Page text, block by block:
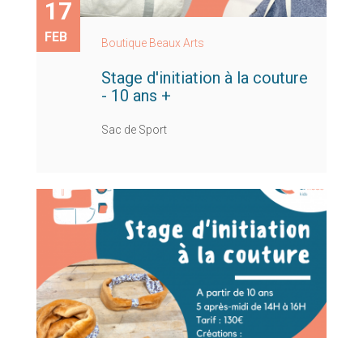
17
FEB Boutique Beaux Arts
Stage d'initiation à la couture
- 10 ans +
Sac de Sport